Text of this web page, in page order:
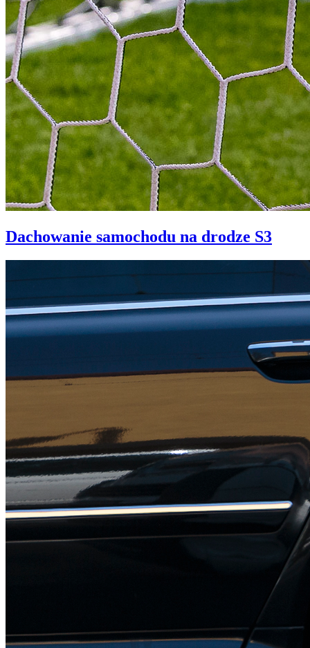
Dachowanie samochodu na drodze S3